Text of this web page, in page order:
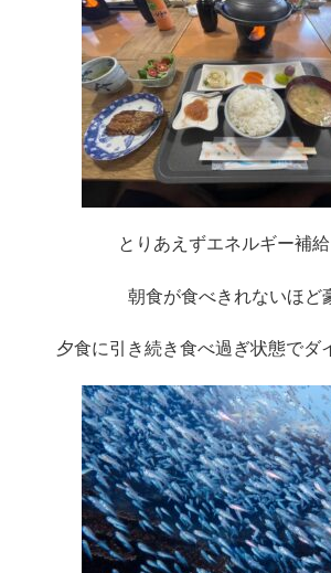
とりあえずエネルギー補
朝食が食べきれないほど
夕食に引き続き食べ過ぎ状態でダ